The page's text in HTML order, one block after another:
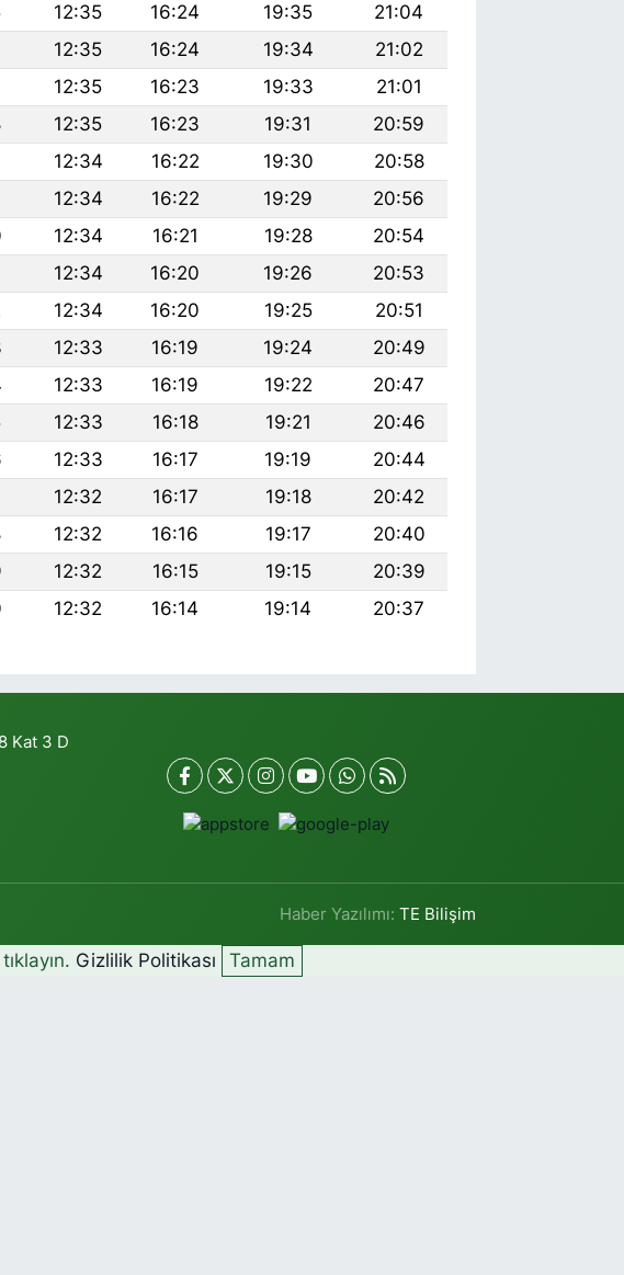
12:35 16:24 19:35
21:04
12:35 16:24 19:34
21:02
12:35 16:23 19:33
21:01
12:35 16:23 19:31
20:59
12:34 16:22 19:30
20:58
12:34 16:22 19:29
20:56
12:34 16:21 19:28
20:54
12:34 16:20 19:26
20:53
12:34 16:20 19:25
20:51
12:33 16:19 19:24
20:49
12:33 16:19 19:22
20:47
12:33 16:18 19:21
20:46
12:33 16:17 19:19
20:44
12:32 16:17 19:18
20:42
12:32 16:16 19:17
20:40
12:32 16:15 19:15
20:39
12:32 16:14 19:14 20:37
Kat 3 D
Haber Yazılımı:TE Bilişim
Gizlilik Politikası Tamam